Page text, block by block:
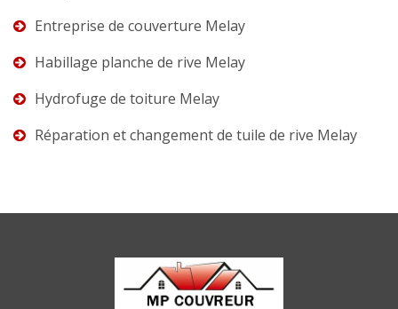
Entreprise de couverture Melay
Habillage planche de rive Melay
Hydrofuge de toiture Melay
Réparation et changement de tuile de rive Melay